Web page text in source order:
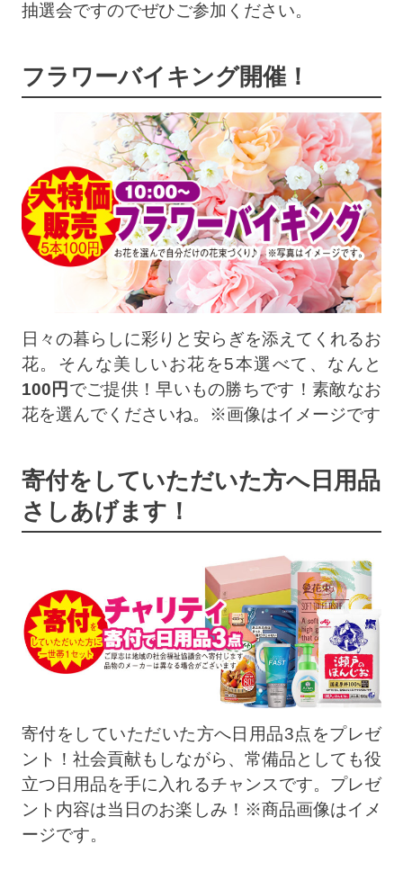
抽選会ですのでぜひご参加ください。
フラワーバイキング開催！
日々の暮らしに彩りと安らぎを添えてくれるお
花。そんな美しいお花を5本選べて、なんと
100円 でご提供！早いもの勝ちです！素敵なお
花を選んでくださいね。※画像はイメージです
寄付をしていただいた方へ日用品
さしあげます！
寄付をしていただいた方へ日用品3点をプレゼ
ント！社会貢献もしながら、常備品としても役
立つ日用品を手に入れるチャンスです。プレゼ
ント内容は当日のお楽しみ！※商品画像はイメ
ージです。